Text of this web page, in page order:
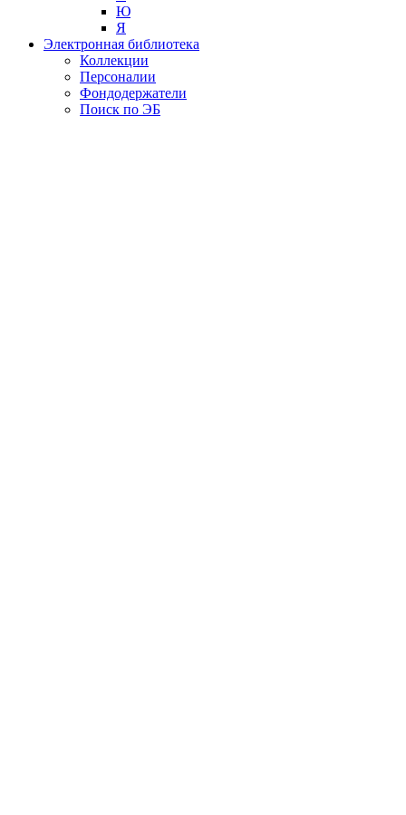
Ю
Я
Электронная библиотека
Коллекции
Персоналии
Фондодержатели
Поиск по ЭБ